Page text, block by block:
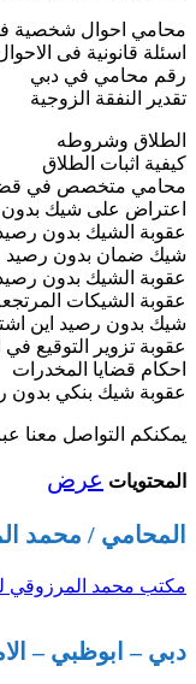
محامي احوال شخصية
اسئلة قانونية فى
رقم محامي في دبي
تقدير النفقة الزوجية
الطلاق وشروطه
كيفية اثبات الطلاق
محامي متخصص في
اعتراض على شيك
عقوبة الشيك بدون
شيك ضمان بدون رصيد
عقوبة الشيك بدون رصيد
عقوبة الشيكات
شيك بدون رصيد اين
عقوبة تزوير التوقيع في
احكام قضايا المخدرات
عقوبة شيك بنكي بدون
يمكنكم التواصل معنا
المحتويات عرض
المحامي / محمد
مكتب محمد المرزوقي
دبي – ابوظبي –